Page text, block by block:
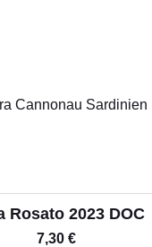
Rosato 2023 DOC
7,30 €